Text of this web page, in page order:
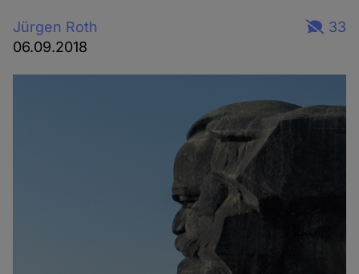
Jürgen Roth
06.09.2018
33